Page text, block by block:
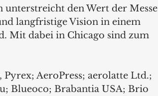
den Wert der Messe
langfristige Vision in einem
Mit dabei in Chicago sind zum
AeroPress; aerolatte Ltd.;
Blueoco; Brabantia USA; Brio